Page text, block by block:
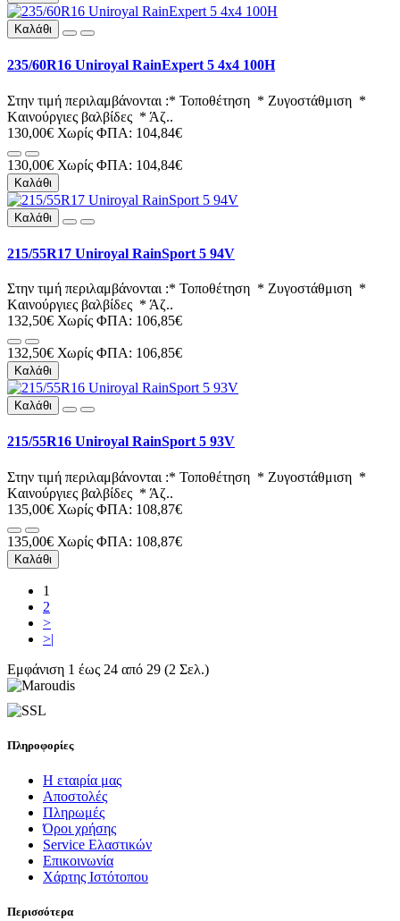
Καλάθι
235/60R16 Uniroyal RainExpert 5 4x4 100H
Στην τιμή περιλαμβάνονται :* Τοποθέτηση * Ζυγοστάθμιση *
Kαινούργιες βαλβίδες * Άζ..
130,00€ Χωρίς ΦΠΑ: 104,84€
130,00€ Χωρίς ΦΠΑ: 104,84€
Καλάθι
Καλάθι
215/55R17 Uniroyal RainSport 5 94V
Στην τιμή περιλαμβάνονται :* Τοποθέτηση * Ζυγοστάθμιση *
Kαινούργιες βαλβίδες * Άζ..
132,50€ Χωρίς ΦΠΑ: 106,85€
132,50€ Χωρίς ΦΠΑ: 106,85€
Καλάθι
Καλάθι
215/55R16 Uniroyal RainSport 5 93V
Στην τιμή περιλαμβάνονται :* Τοποθέτηση * Ζυγοστάθμιση *
Kαινούργιες βαλβίδες * Άζ..
135,00€ Χωρίς ΦΠΑ: 108,87€
135,00€ Χωρίς ΦΠΑ: 108,87€
Καλάθι
1
2
>
>|
Εμφάνιση 1 έως 24 από 29 (2 Σελ.)
Πληροφορίες
Η εταιρία μας
Αποστολές
Πληρωμές
Όροι χρήσης
Service Ελαστικών
Επικοινωνία
Χάρτης Ιστότοπου
Περισσότερα